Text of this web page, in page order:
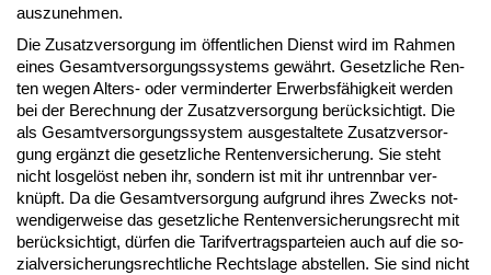
aus­zu­neh­men.
Die Zu­satz­ver­sor­gung im öffent­li­chen Dienst wird im Rah­men
ei­nes Ge­samt­ver­sor­gungs­sys­tems gewährt. Ge­setz­li­che Ren­
ten we­gen Al­ters- oder ver­min­der­ter Er­werbsfähig­keit wer­den
bei der Be­rech­nung der Zu­satz­ver­sor­gung berück­sich­tigt. Die
als Ge­samt­ver­sor­gungs­sys­tem aus­ge­stal­te­te Zu­satz­ver­sor­
gung ergänzt die ge­setz­li­che Ren­ten­ver­si­che­rung. Sie steht
nicht los­gelöst ne­ben ihr, son­dern ist mit ihr un­trenn­bar ver­
knüpft. Da die Ge­samt­ver­sor­gung auf­grund ih­res Zwecks not­
wen­di­ger­wei­se das ge­setz­li­che Ren­ten­ver­si­che­rungs­recht mit
berück­sich­tigt, dürfen die Ta­rif­ver­trags­par­tei­en auch auf die so­
zi­al­ver­si­che­rungs­recht­li­che Rechts­la­ge ab­stel­len. Sie sind nicht